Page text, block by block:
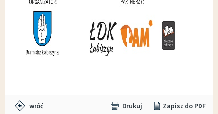
wróć Drukuj Zapisz do PDF